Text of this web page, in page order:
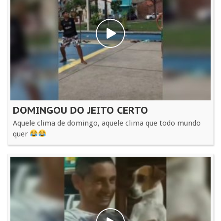
DOMINGOU DO JEITO CERTO
Aquele clima de domingo, aquele clima que todo mundo
quer